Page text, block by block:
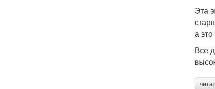
Эта
а
Все